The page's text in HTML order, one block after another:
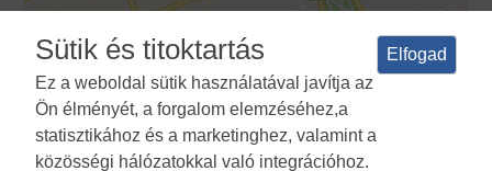
Feltételek és feltételek Adatvédelmi irányelvek
használatának politikája
Cookies Manager ANPC
Sütik és titoktartás
Ez a weboldal sütik használatával javítja az
Ön élményét, a forgalom elemzéséhez,a
statisztikához és a marketinghez, valamint a
közösségi hálózatokkal való integrációhoz.
Elfogad